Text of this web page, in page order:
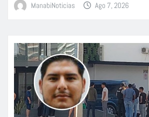
ManabiNoticias Ago 7, 2026